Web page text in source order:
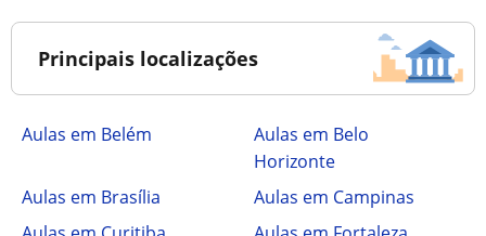
Principais localizações
Aulas em Belém
Aulas em Belo
Horizonte
Aulas em Brasília
Aulas em Campinas